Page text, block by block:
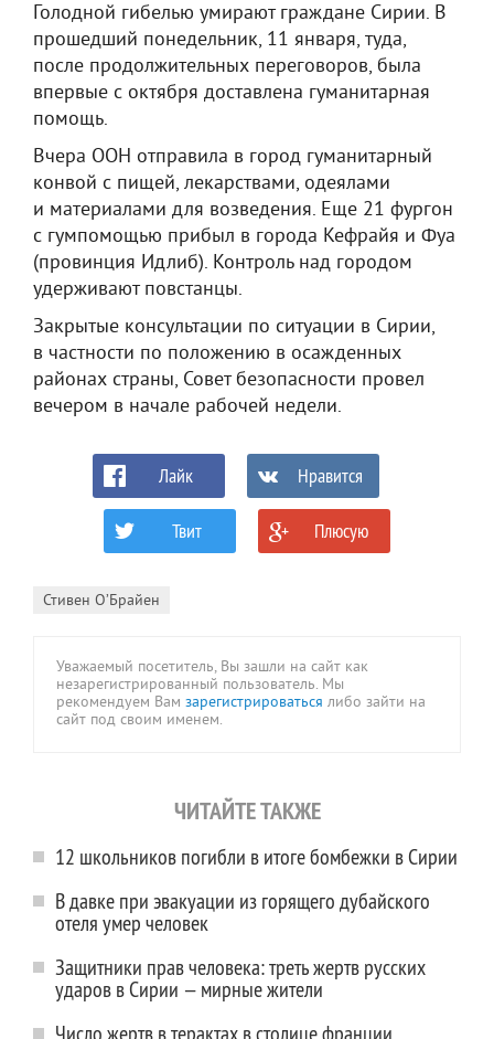
Голодной гибелью умирают граждане Сирии. В
прошедший понедельник, 11 января, туда,
после продолжительных переговоров, была
впервые с октября доставлена гуманитарная
помощь.
Вчера ООН отправила в город гуманитарный
конвой с пищей, лекарствами, одеялами
и материалами для возведения. Еще 21 фургон
с гумпомощью прибыл в города Кефрайя и Фуа
(провинция Идлиб). Контроль над городом
удерживают повстанцы.
Закрытые консультации по ситуации в Сирии,
в частности по положению в осажденных
районах страны, Совет безопасности провел
вечером в начале рабочей недели.
Лайк Нравится
Твит Плюсую
Стивен О’Брайен
Уважаемый посетитель, Вы зашли на сайт как
незарегистрированный пользователь. Мы
рекомендуем Вам зарегистрироваться либо зайти на
сайт под своим именем.
ЧИТАЙТЕ ТАКЖЕ
12 школьников погибли в итоге бомбежки в Сирии
В давке при эвакуации из горящего дубайского
отеля умер человек
Защитники прав человека: треть жертв русских
ударов в Сирии — мирные жители
Число жертв в терактах в столице франции